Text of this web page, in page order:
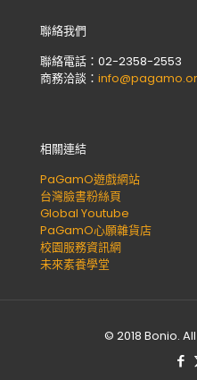
聯絡我們
聯絡電話：02-2358-2553
商務洽談：
相關連結
PaGamO遊戲網站
台灣臉書粉絲頁
Global Youtube
PaGamO心願雜貨店
校園服務資訊網
未來素養學堂
© 2018 Bonio.